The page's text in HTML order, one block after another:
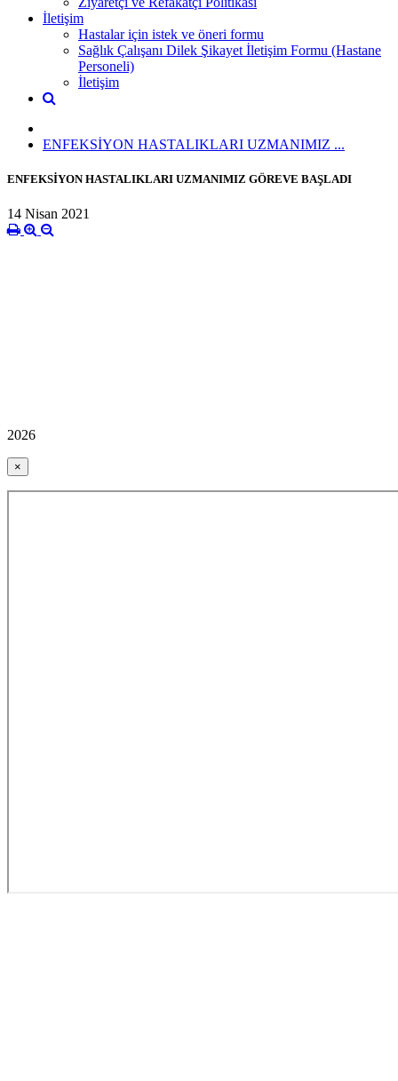
İletişim
Hastalar için istek ve öneri formu
Sağlık Çalışanı Dilek Şikayet İletişim Formu (Hastane
Personeli)
İletişim
ENFEKSİYON HASTALIKLARI UZMANIMIZ ...
ENFEKSİYON HASTALIKLARI UZMANIMIZ GÖREVE BAŞLADI
14 Nisan 2021
2026
×